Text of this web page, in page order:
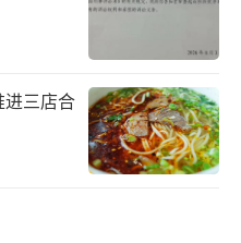
具有吸引力。一方
；另一方面，尽管估
但整体仍处于相对有
要关注两个方向：首
中其长期增长潜力，
三店合